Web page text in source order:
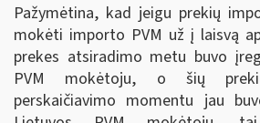
Pažymėtina, kad jeigu prekių
mokėti importo PVM už į laisvą
prekes atsiradimo metu buvo
PVM mokėtoju, o šių
perskaičiavimo momentu jau